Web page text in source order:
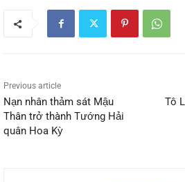
Previous article
Nạn nhân thảm sát Mậu
Thân trở thành Tướng Hải
quân Hoa Kỳ
Tô